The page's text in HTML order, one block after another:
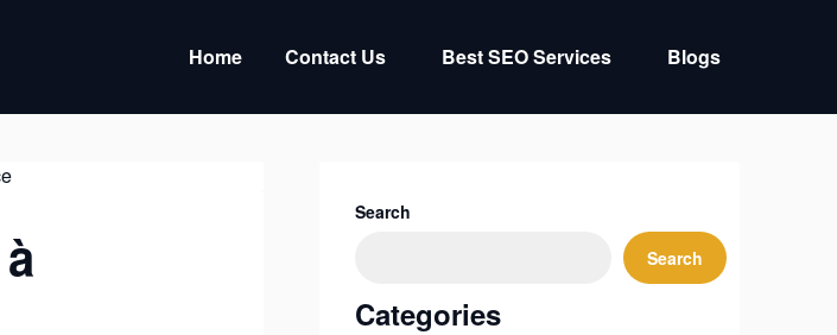
Home Contact Us Best SEO Services Blogs
Search
Search
Categories